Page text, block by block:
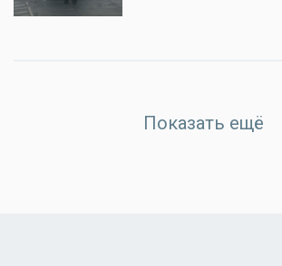
Показать ещё